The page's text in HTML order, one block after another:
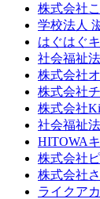
株式会社
学校法人
はぐはぐ
社会福祉
株式会社
株式会社
株式会社
社会福祉
HITOWA
株式会社
株式会社
ライクア